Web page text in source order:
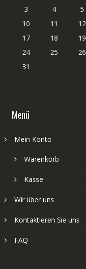
3
4 5
10
11 12
17
18 19
24
25 26
31
Menü
Mein Konto
Warenkorb
Kasse
Wir über uns
Kontaktieren Sie uns
FAQ